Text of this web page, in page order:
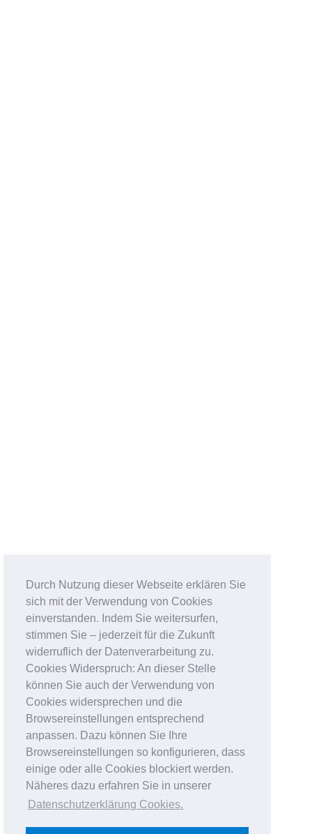
Durch Nutzung dieser Webseite erklären Sie
sich mit der Verwendung von Cookies
einverstanden. Indem Sie weitersurfen,
stimmen Sie – jederzeit für die Zukunft
widerruflich der Datenverarbeitung zu.
Cookies Widerspruch: An dieser Stelle
können Sie auch der Verwendung von
Cookies widersprechen und die
Browsereinstellungen entsprechend
anpassen. Dazu können Sie Ihre
Browsereinstellungen so konfigurieren, dass
einige oder alle Cookies blockiert werden.
Näheres dazu erfahren Sie in unserer
Datenschutzerklärung Cookies.